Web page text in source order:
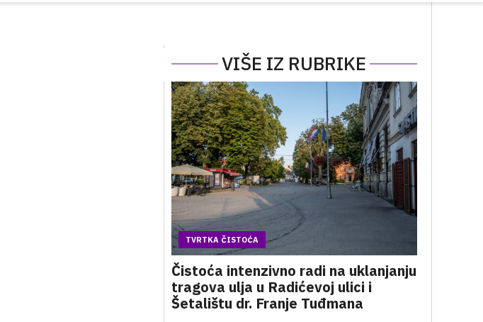
VIŠE IZ RUBRIKE
TVRTKA ČISTOĆA
Čistoća intenzivno radi na uklanjanju
tragova ulja u Radićevoj ulici i
Šetalištu dr. Franje Tuđmana